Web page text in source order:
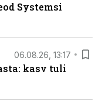
Systemsi
06.08.26, 13:17
kasv tuli